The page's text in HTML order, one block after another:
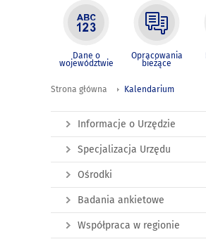
Dane o
województwie
Opracowania
bieżące
Strona główna Kalendarium
Informacje o Urzędzie
Specjalizacja Urzędu
Ośrodki
Badania ankietowe
Współpraca w regionie